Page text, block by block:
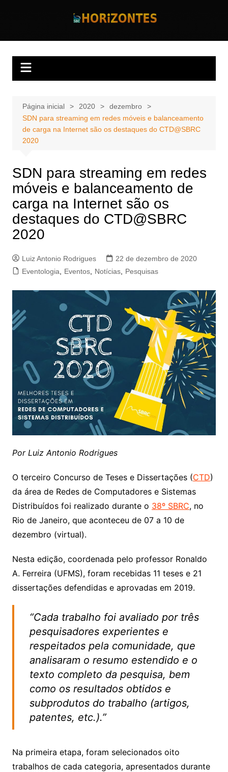
Horizontes
Página inicial 2020
dezembro
SDN para streaming em redes móveis e balanceamento
de carga na Internet são os destaques do CTD@SBRC
2020
SDN para streaming em redes
móveis e balanceamento de
carga na Internet são os
destaques do CTD@SBRC
2020
Luiz Antonio Rodrigues
22 de dezembro de 2020
Eventologia
Eventos, Notícias, Pesquisas
Por Luiz Antonio Rodrigues
O terceiro Concurso de Teses e Dissertações (CTD)
da área de Redes de Computadores e Sistemas
Distribuídos foi realizado durante o 38º SBRC, no
Rio de Janeiro, que aconteceu de 07 a 10 de
dezembro (virtual).
Nesta edição, coordenada pelo professor Ronaldo
A. Ferreira (UFMS), foram recebidas 11 teses e 21
dissertações defendidas e aprovadas em 2019.
“Cada trabalho foi avaliado por três
pesquisadores experientes e
respeitados pela comunidade, que
analisaram o resumo estendido e o
texto completo da pesquisa, bem
como os resultados obtidos e
subprodutos do trabalho (artigos,
patentes, etc.).”
Na primeira etapa, foram selecionados oito
trabalhos de cada categoria, apresentados durante